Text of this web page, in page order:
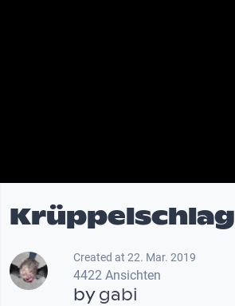
Krüppelschlag
Created at 22. Mar. 2019
4422 Ansichten
bygabi